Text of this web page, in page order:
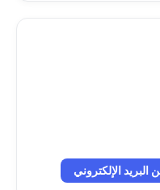
v*******@coca-
البريد الإلكتروني